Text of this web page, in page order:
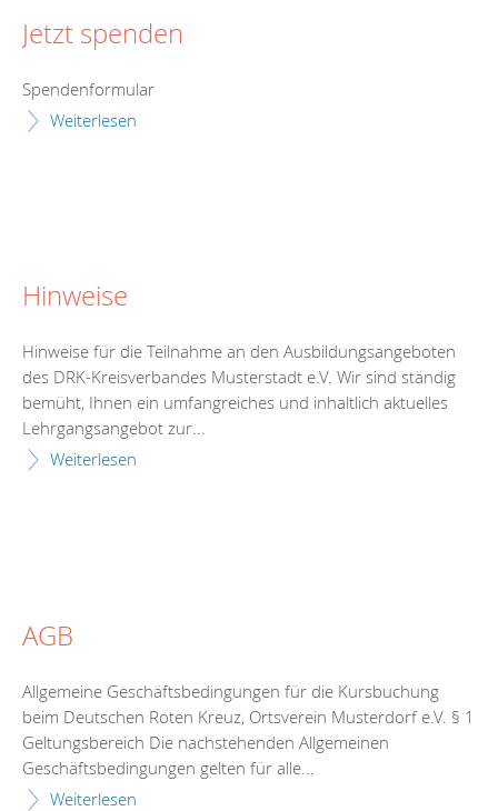
Jetzt spenden
Spendenformular
Weiterlesen
Hinweise
Hinweise für die Teilnahme an den Ausbildungsangeboten
des DRK-Kreisverbandes Musterstadt e.V. Wir sind ständig
bemüht, Ihnen ein umfangreiches und inhaltlich aktuelles
Lehrgangsangebot zur...
Weiterlesen
AGB
Allgemeine Geschäftsbedingungen für die Kursbuchung
beim Deutschen Roten Kreuz, Ortsverein Musterdorf e.V. § 1
Geltungsbereich Die nachstehenden Allgemeinen
Geschäftsbedingungen gelten für alle...
Weiterlesen